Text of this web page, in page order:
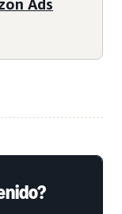
Ads